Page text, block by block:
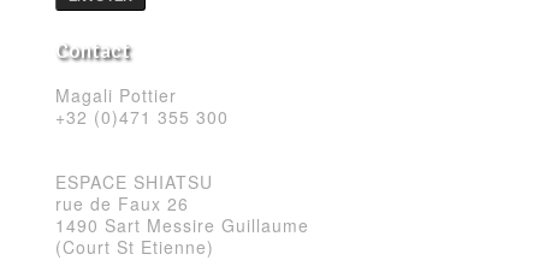
Contact
Magali Pottier
+32 (0)471 355 300
ESPACE SHIATSU
rue de Faux 26
1490 Sart Messire Guillaume
(Court St Etienne)